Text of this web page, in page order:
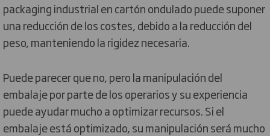
packaging industrial en cartón ondulado puede suponer
una reducción de los costes, debido a la reducción del
peso, manteniendo la rigidez necesaria.
Puede parecer que no, pero la manipulación del
embalaje por parte de los operarios y su experiencia
puede ayudar mucho a optimizar recursos. Si el
embalaje está optimizado, su manipulación será mucho